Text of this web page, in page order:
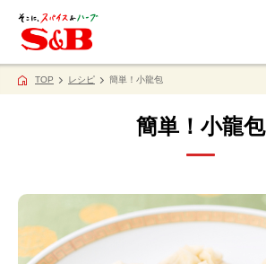
TOP レシピ 簡単！小龍包
簡単！小龍包